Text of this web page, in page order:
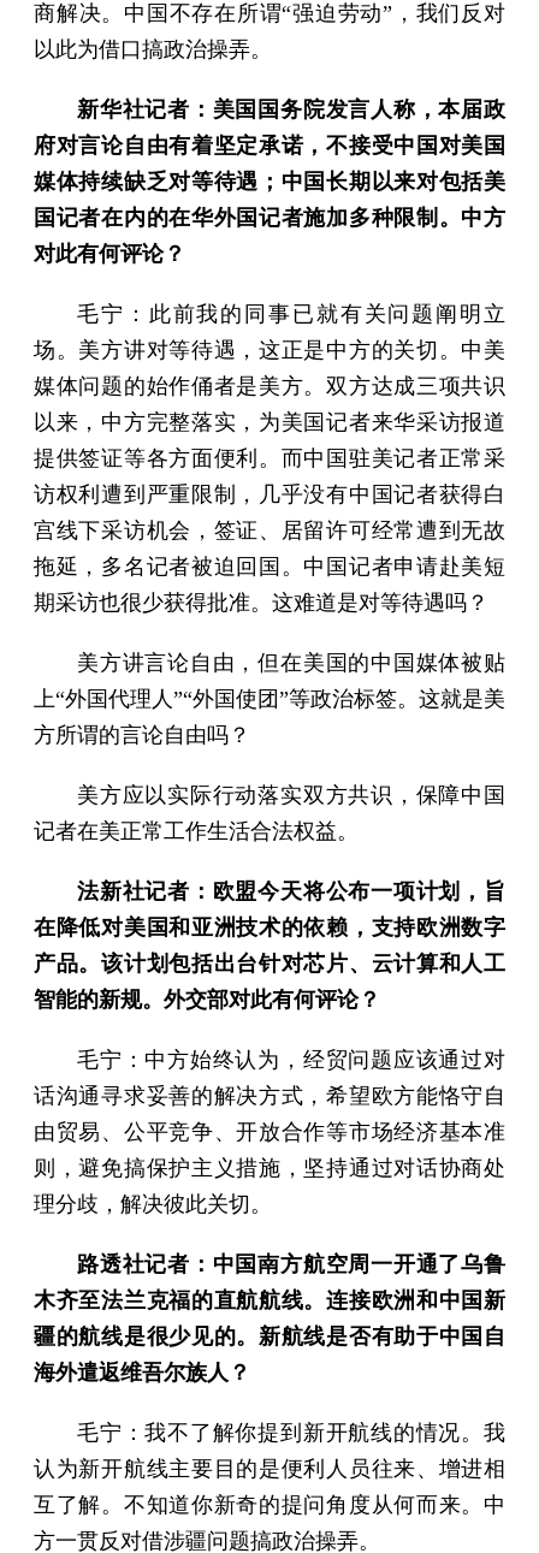
商解决。中国不存在所谓“强迫劳动”，我们反对
以此为借口搞政治操弄。
新华社记者：美国国务院发言人称，本届政
府对言论自由有着坚定承诺，不接受中国对美国
媒体持续缺乏对等待遇；中国长期以来对包括美
国记者在内的在华外国记者施加多种限制。中方
对此有何评论？
毛宁：此前我的同事已就有关问题阐明立
场。美方讲对等待遇，这正是中方的关切。中美
媒体问题的始作俑者是美方。双方达成三项共识
以来，中方完整落实，为美国记者来华采访报道
提供签证等各方面便利。而中国驻美记者正常采
访权利遭到严重限制，几乎没有中国记者获得白
宫线下采访机会，签证、居留许可经常遭到无故
拖延，多名记者被迫回国。中国记者申请赴美短
期采访也很少获得批准。这难道是对等待遇吗？
美方讲言论自由，但在美国的中国媒体被贴
上“外国代理人”“外国使团”等政治标签。这就是美
方所谓的言论自由吗？
美方应以实际行动落实双方共识，保障中国
记者在美正常工作生活合法权益。
法新社记者：欧盟今天将公布一项计划，旨
在降低对美国和亚洲技术的依赖，支持欧洲数字
产品。该计划包括出台针对芯片、云计算和人工
智能的新规。外交部对此有何评论？
毛宁：中方始终认为，经贸问题应该通过对
话沟通寻求妥善的解决方式，希望欧方能恪守自
由贸易、公平竞争、开放合作等市场经济基本准
则，避免搞保护主义措施，坚持通过对话协商处
理分歧，解决彼此关切。
路透社记者：中国南方航空周一开通了乌鲁
木齐至法兰克福的直航航线。连接欧洲和中国新
疆的航线是很少见的。新航线是否有助于中国自
海外遣返维吾尔族人？
毛宁：我不了解你提到新开航线的情况。我
认为新开航线主要目的是便利人员往来、增进相
互了解。不知道你新奇的提问角度从何而来。中
方一贯反对借涉疆问题搞政治操弄。